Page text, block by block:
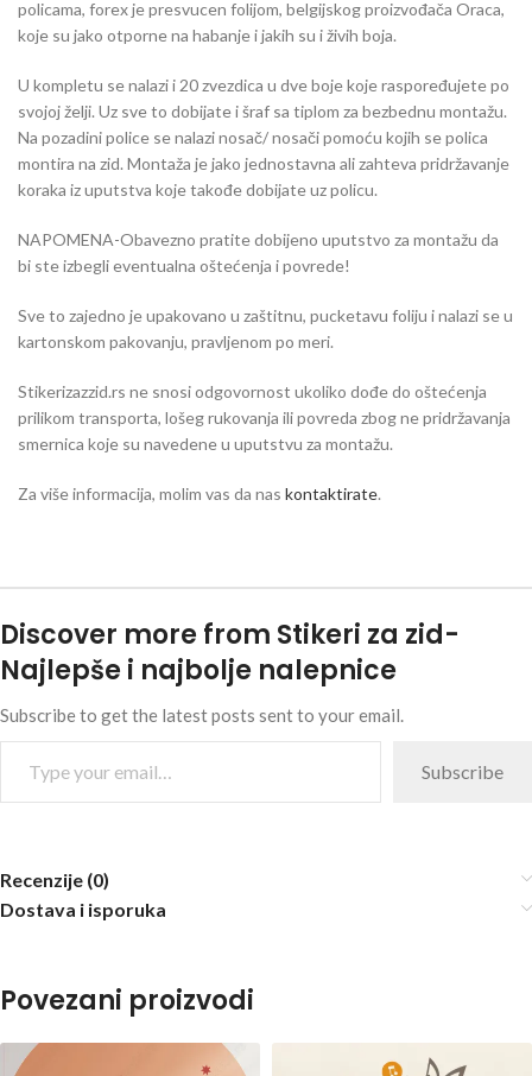
policama, forex je presvucen folijom, belgijskog proizvođača Oraca,
koje su jako otporne na habanje i jakih su i živih boja.
U kompletu se nalazi i 20 zvezdica u dve boje koje raspoređujete po
svojoj želji. Uz sve to dobijate i šraf sa tiplom za bezbednu montažu.
Na pozadini police se nalazi nosač/ nosači pomoću kojih se polica
montira na zid. Montaža je jako jednostavna ali zahteva pridržavanje
koraka iz uputstva koje takođe dobijate uz policu.
NAPOMENA-Obavezno pratite dobijeno uputstvo za montažu da
bi ste izbegli eventualna oštećenja i povrede!
Sve to zajedno je upakovano u zaštitnu, pucketavu foliju i nalazi se u
kartonskom pakovanju, pravljenom po meri.
Stikerizazzid.rs ne snosi odgovornost ukoliko dođe do oštećenja
prilikom transporta, lošeg rukovanja ili povreda zbog ne pridržavanja
smernica koje su navedene u uputstvu za montažu.
Za više informacija, molim vas da nas kontaktirate.
Discover more from Stikeri za zid-
Najlepše i najbolje nalepnice
Subscribe to get the latest posts sent to your email.
Subscribe
Recenzije (0)
Dostava i isporuka
Povezani proizvodi